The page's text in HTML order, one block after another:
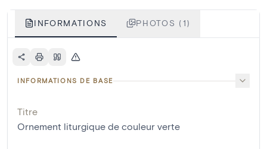
INFORMATIONS PHOTOS (1)
INFORMATIONS DE BASE
Titre
Ornement liturgique de couleur verte